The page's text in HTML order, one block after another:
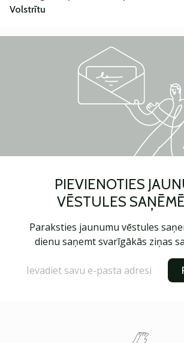
Volstrītu
PIEVIENOTIES
VĒSTULES
Paraksties jaunumu vēstules
dienu saņemt svarīgākās ziņas